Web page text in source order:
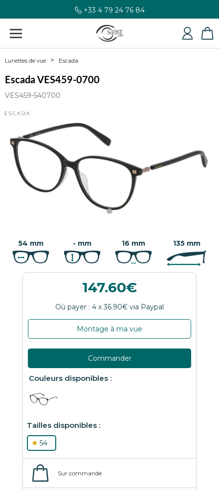
+33 4 79 24 76 84
Lunettes de vue Escada
Escada VES459-0700
VES459-540700
54 mm - mm 16 mm 135 mm
147.60
Montage à ma vue
Commander
54